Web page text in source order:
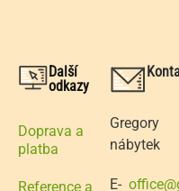
Další
odkazy
Doprava a
platba
Reference a
Gregory
nábytek
E-